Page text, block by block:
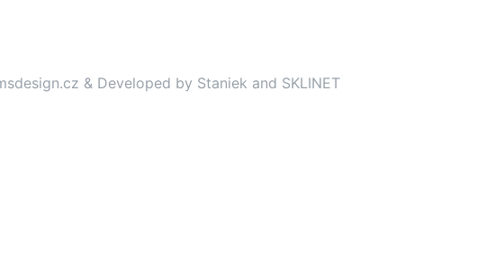
& Developed by Staniek and SKLINET